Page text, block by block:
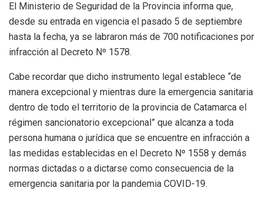
El Ministerio de Seguridad de la Provincia informa que,
desde su entrada en vigencia el pasado 5 de septiembre
hasta la fecha, ya se labraron más de 700 notificaciones por
infracción al Decreto Nº 1578.
Cabe recordar que dicho instrumento legal establece “de
manera excepcional y mientras dure la emergencia sanitaria
dentro de todo el territorio de la provincia de Catamarca el
régimen sancionatorio excepcional” que alcanza a toda
persona humana o jurídica que se encuentre en infracción a
las medidas establecidas en el Decreto Nº 1558 y demás
normas dictadas o a dictarse como consecuencia de la
emergencia sanitaria por la pandemia COVID-19.